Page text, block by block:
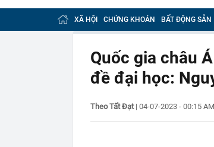
XÃ HỘI CHỨNG KHOÁN BẤT ĐỘNG SẢN
Quốc gia châu
đề đại học:
Theo Tất Đạt| 04-07-2023 - 00:15 AM